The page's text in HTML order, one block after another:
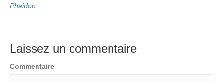
Phaidon
Laissez un commentaire
Commentaire